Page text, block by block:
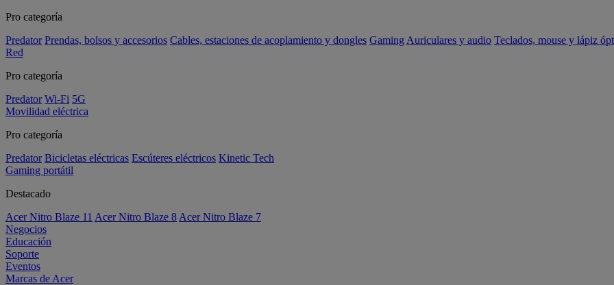
Pro categoría
Predator Prendas, bolsos y accesorios Cables, estaciones de acoplamiento y dongles Gaming Auriculares y audio Teclados, mouse y lápiz
Red
Pro categoría
Predator Wi-Fi 5G
Movilidad eléctrica
Pro categoría
Predator Bicicletas eléctricas Escúteres eléctricos Kinetic Tech
Gaming portátil
Destacado
Acer Nitro Blaze 11 Acer Nitro Blaze 8 Acer Nitro Blaze 7
Negocios
Educación
Soporte
Eventos
Marcas de Acer